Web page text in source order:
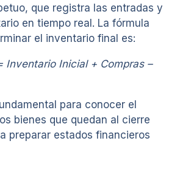
que registra las entradas y
en tiempo real. La fórmula
el inventario final es:
Inventario Inicial + Compras –
para conocer el
bienes que quedan al cierre
preparar estados financieros